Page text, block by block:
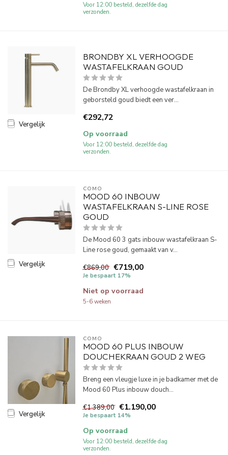
Voor 12:00 besteld, dezelfde dag
verzonden.
Vergelijk
BRONDBY XL VERHOOGDE
WASTAFELKRAAN GOUD
De Brondby XL verhoogde wastafelkraan in
geborsteld goud biedt een ver...
€292,72
Op voorraad
Voor 12:00 besteld, dezelfde dag
verzonden.
Vergelijk
COMO
MOOD 60 INBOUW
WASTAFELKRAAN S-LINE ROSE
GOUD
De Mood 60 3 gats inbouw wastafelkraan S-
Line rose goud, gemaakt van v...
€869,00 €719,00
Je bespaart 17%
Niet op voorraad
5-6 weken
Vergelijk
COMO
MOOD 60 PLUS INBOUW
DOUCHEKRAAN GOUD 2 WEG
Breng een vleugje luxe in je badkamer met de
Mood 60 Plus inbouw douch...
€1.389,00 €1.190,00
Je bespaart 14%
Op voorraad
Voor 12:00 besteld, dezelfde dag
verzonden.